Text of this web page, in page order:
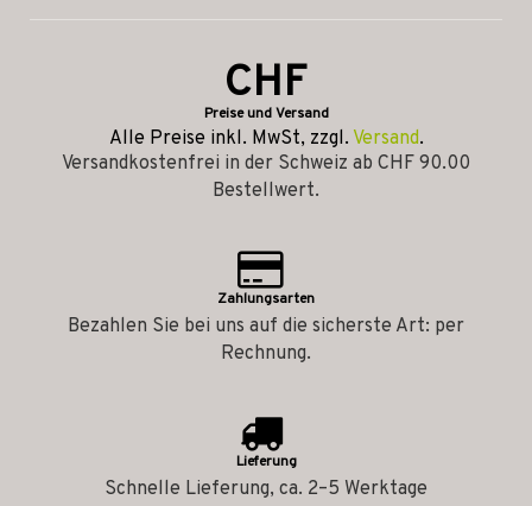
CHF
Preise und Versand
Alle Preise inkl. MwSt, zzgl. Versand.
Versandkostenfrei in der Schweiz ab CHF 90.00
Bestellwert.
Zahlungsarten
Bezahlen Sie bei uns auf die sicherste Art: per
Rechnung.
Lieferung
Schnelle Lieferung, ca. 2–5 Werktage